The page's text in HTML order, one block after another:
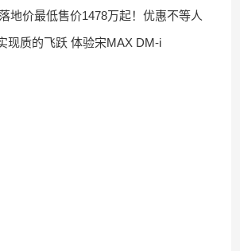
地价最低售价1478万起！优惠不等人
现质的飞跃 体验宋MAX DM-i